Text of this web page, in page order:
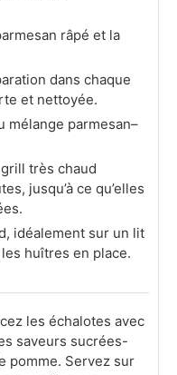
râpé et la
dans chaque
et nettoyée.
mélange parmesan–
très chaud
jusqu’à ce qu’elles
idéalement sur un lit
huîtres en place.
les échalotes avec
saveurs sucrées-
pomme. Servez sur